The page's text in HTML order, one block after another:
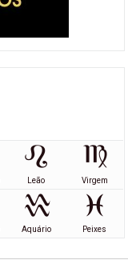
Leão Virgem
Aquário Peixes